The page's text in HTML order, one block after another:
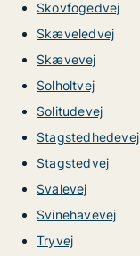
Skovfogedvej
Skæveledvej
Skævevej
Solholtvej
Solitudevej
Stagstedhedevej
Stagstedvej
Svalevej
Svinehavevej
Tryvej